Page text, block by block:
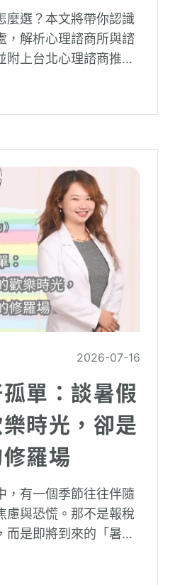
麼選？本文將帶你認識
，解析心理諮商所與諮
附上台北心理諮商推薦
找回生活步調。
2026-07-16
單：談暑假
時光，卻是
羅場
，有一個季節往往伴隨
慮與恐慌。那不是報稅
而是即將到來的「暑
親班代勞的照顧責